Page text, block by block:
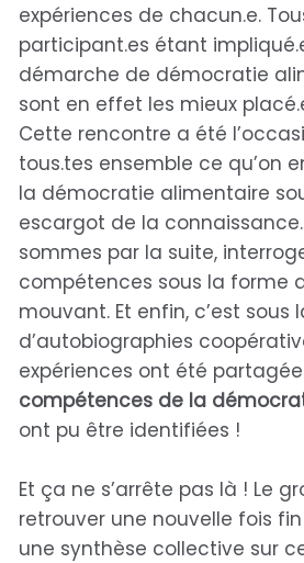
expériences de chacun.e.
participant.es étant
démarche de démocratie
sont en effet les mieux
Cette rencontre a été
tous.tes ensemble ce qu’on
la démocratie alimentaire
escargot de la
sommes par la suite,
compétences sous la forme
mouvant. Et enfin, c’est sous
d’autobiographies
expériences ont été
compétences de la
ont pu être identifiées !
Et ça ne s’arrête pas là ! Le
retrouver une nouvelle fois
une synthèse collective sur